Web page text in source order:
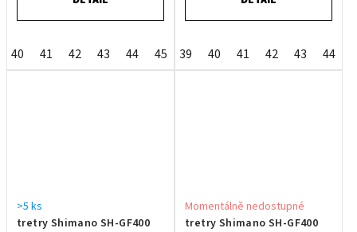
40 41 42 43 44 45 46 47
39 40 41 42 43 44
tretry Shimano SH-GF400
>5 ks
tretry Shimano SH-GF400
Momentálně nedostupné